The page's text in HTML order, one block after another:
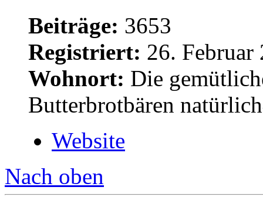
Beiträge: 3653
Registriert: 26. Februar
Wohnort: Die
Butterbrotbären
Website
Nach oben